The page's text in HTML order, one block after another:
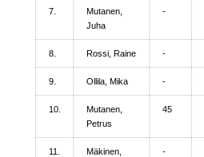
7.
Mutanen,
Juha
-
8. Rossi, Raine -
9. Ollila, Mika -
10.
Mutanen,
Petrus
45
11.
Mäkinen,
-